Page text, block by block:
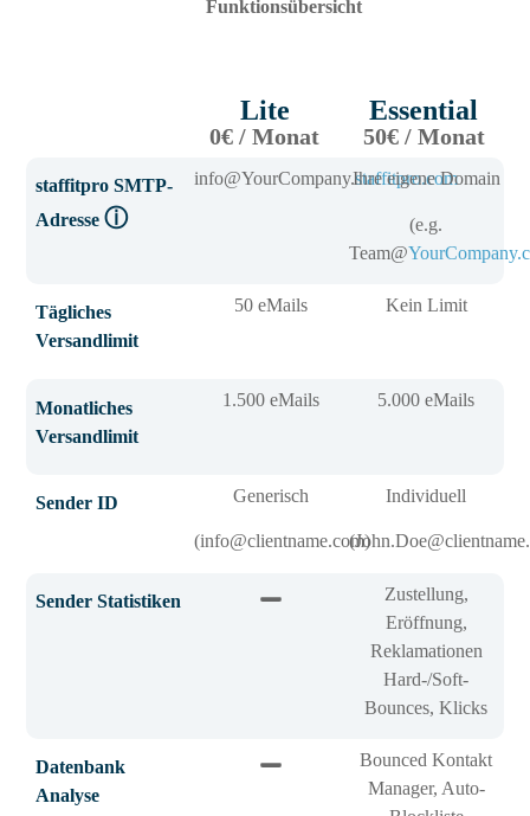
Funktionsübersicht
Lite
0€ / Monat
Essential
50€ / Monat
staffitpro SMTP-
Adresseⓘ
info@YourCompany.staffitpro.com
Ihre eigene Domain
(e.g.
Team@
Tägliches
Versandlimit
50 eMails Kein Limit
Monatliches
Versandlimit
1.500 eMails 5.000 eMails
Sender ID Generisch
(info@clientname.com)
Individuell
Sender Statistiken
Zustellung,
Eröffnung,
Reklamationen
Hard-/Soft-
Bounces, Klicks
Datenbank
Analyse
Bounced Kontakt
Manager, Auto-